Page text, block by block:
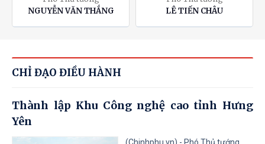
NGUYỄN VĂN THẮNG
LÊ TIẾN CHÂU
CHỈ ĐẠO ĐIỀU HÀNH
Thành lập Khu Công nghệ cao tỉnh Hưng
Yên